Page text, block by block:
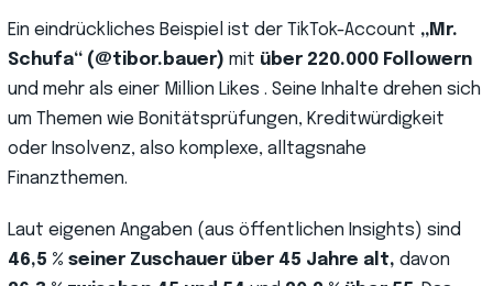
Ein eindrückliches Beispiel ist der TikTok-Account „Mr.
Schufa“ (@tibor.bauer) mit über 220.000 Followern
und mehr als einer Million Likes . Seine Inhalte drehen sich
um Themen wie Bonitätsprüfungen, Kreditwürdigkeit
oder Insolvenz, also komplexe, alltagsnahe
Finanzthemen.
Laut eigenen Angaben (aus öffentlichen Insights) sind
46,5 % seiner Zuschauer über 45 Jahre alt, davon